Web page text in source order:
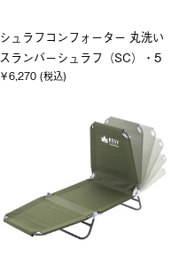
シュラフコンフォーター 丸洗い
スランバーシュラフ（SC）・5
￥6,270 (税込)